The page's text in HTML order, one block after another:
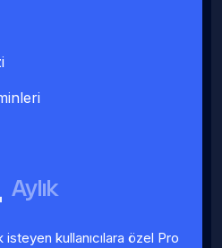
Aylık
isteyen kullanıcılara özel Pro